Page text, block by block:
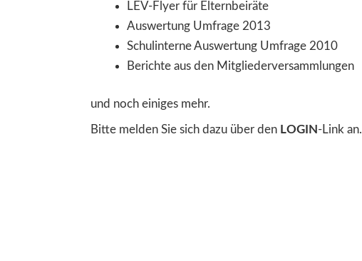
LEV-Flyer für Elternbeiräte
Auswertung Umfrage 2013
Schulinterne Auswertung Umfrage 2010
Berichte aus den Mitgliederversammlungen
und noch einiges mehr.
Bitte melden Sie sich dazu über den LOGIN -Link an.